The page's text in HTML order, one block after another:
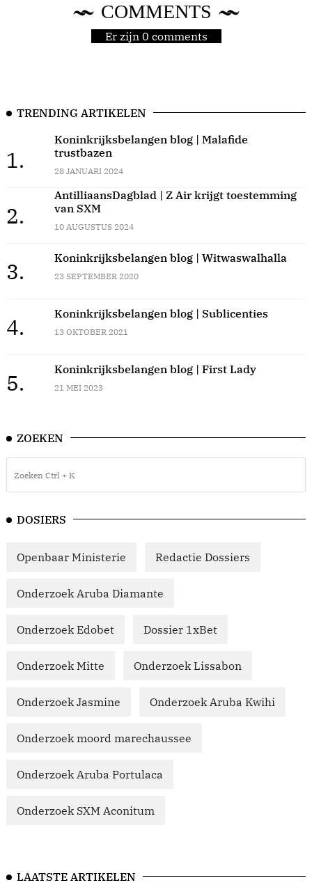
COMMENTS
Er zijn 0 comments
TRENDING ARTIKELEN
1.
Koninkrijksbelangen blog | Malafide
trustbazen
28 JANUARI 2024
2.
AntilliaansDagblad | Z Air krijgt toestemming
van SXM
10 AUGUSTUS 2024
3.
Koninkrijksbelangen blog | Witwaswalhalla
23 SEPTEMBER 2020
4.
Koninkrijksbelangen blog | Sublicenties
13 OKTOBER 2021
5.
Koninkrijksbelangen blog | First Lady
21 MEI 2023
ZOEKEN
DOSIERS
Openbaar Ministerie Redactie Dossiers
Onderzoek Aruba Diamante
Onderzoek Edobet Dossier 1xBet
Onderzoek Mitte Onderzoek Lissabon
Onderzoek Jasmine Onderzoek Aruba Kwihi
Onderzoek moord marechaussee
Onderzoek Aruba Portulaca
Onderzoek SXM Aconitum
LAATSTE ARTIKELEN